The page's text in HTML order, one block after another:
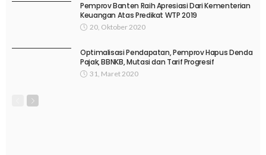
Pemprov Banten Raih Apresiasi Dari Kementerian
Keuangan Atas Predikat WTP 2019
20, Oktober 2020
Optimalisasi Pendapatan, Pemprov Hapus Denda
Pajak, BBNKB, Mutasi dan Tarif Progresif
31, Maret 2020